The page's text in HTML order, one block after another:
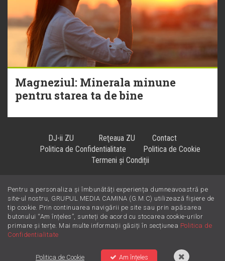
Magneziul: Minerala minune
pentru starea ta de bine
DJ-ii ZU Reţeaua ZU
Contact
Politica de Confidentialitate
Politica de Cookie
Termeni și Condiții
Hiturile se ascultă la !
Pentru a personaliza și îmbunătăți experiența dumneavoastră pe
site-ul nostru, GRUPUL MEDIA CAMINA (G.M.C) utilizează fișiere de
tip cookie. Prin continuarea navigării pe site sau prin apăsarea
butonului “Am înțeles”, sunteți de acord cu stocarea cookie-urilor
primare și terțe. Mai multe informații găsiți în secțiunea Politica de
Confidentialitate
Politica de Cookie Am înțeles